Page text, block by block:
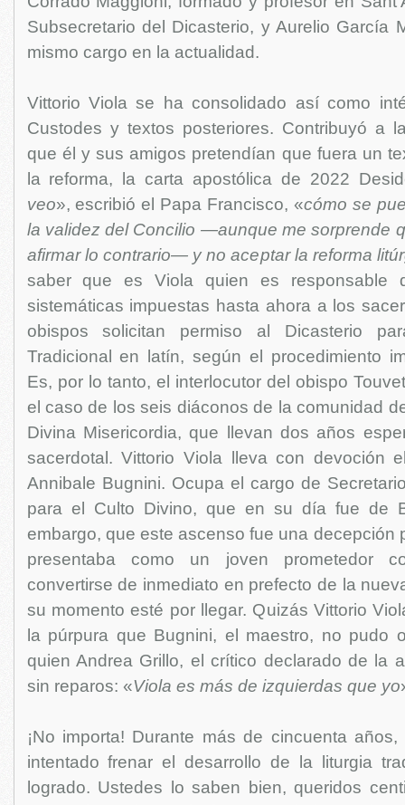
Subsecretario del Dicasterio, y Aurelio García
mismo cargo en la actualidad.
Vittorio Viola se ha consolidado así como
Custodes y textos posteriores. Contribuyó a
que él y sus amigos pretendían que fuera un
la reforma, la carta apostólica de 2022
veo», escribió el Papa Francisco, «cómo se
la validez del Concilio —aunque me sorprende
afirmar lo contrario— y no aceptar la reforma
saber que es Viola quien es responsable
sistemáticas impuestas hasta ahora a los
obispos solicitan permiso al Dicasterio
Tradicional en latín, según el procedimiento
Es, por lo tanto, el interlocutor del obispo
el caso de los seis diáconos de la comunidad
Divina Misericordia, que llevan dos años
sacerdotal. Vittorio Viola lleva con devoción
Annibale Bugnini. Ocupa el cargo de
para el Culto Divino, que en su día fue de
embargo, que este ascenso fue una decepción
presentaba como un joven prometedor
convertirse de inmediato en prefecto de la
su momento esté por llegar. Quizás Vittorio
la púrpura que Bugnini, el maestro, no pudo
quien Andrea Grillo, el crítico declarado de la
sin reparos: «Viola es más de izquierdas que yo
¡No importa! Durante más de cincuenta
intentado frenar el desarrollo de la liturgia
logrado. Ustedes lo saben bien, queridos